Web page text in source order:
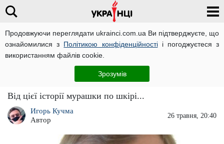
Продовжуючи переглядати ukrainci.com.ua Ви підтверджуєте, що
ознайомилися з Політикою конфіденційностіі погоджуєтеся з
використанням файлів cookie.
Зрозумів
Новини
Фанат Шерлока Холмса "розкрив"
заплутане вбивство 100-річної давності
Від цієї історії мурашки по шкірі...
Игорь Кучма
Автор
26 травня, 20:40